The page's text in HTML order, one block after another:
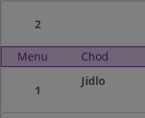
2
Menu Chod
1
Jídlo